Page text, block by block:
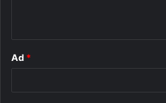
Ad *